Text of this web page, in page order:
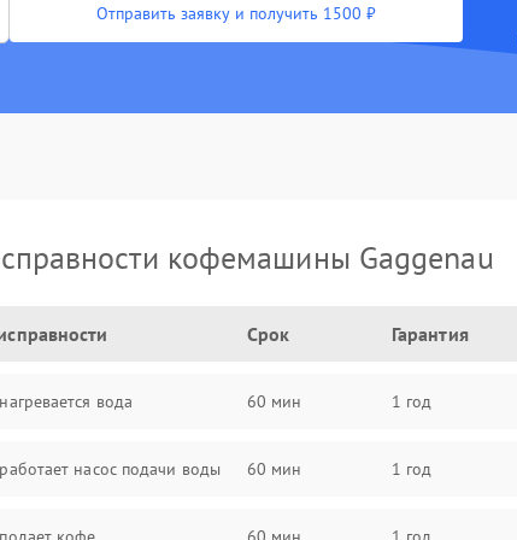
Отправить заявку и получить 1500 ₽
кофемашины Gaggenau
Срок Гарантия
вода 60 мин 1 год
насос подачи воды 60 мин 1 год